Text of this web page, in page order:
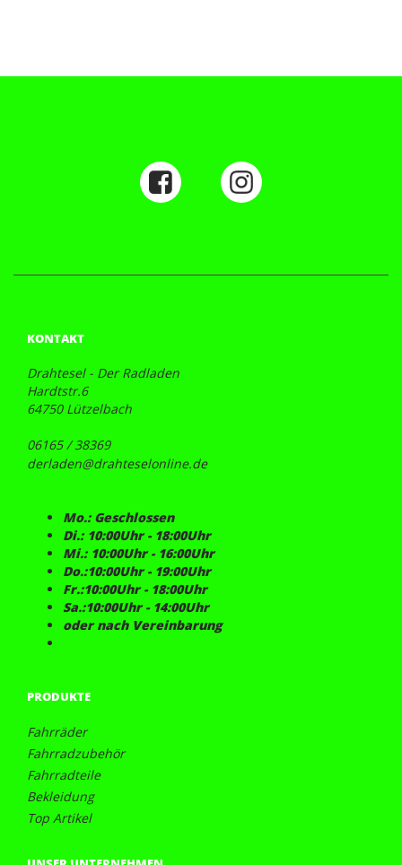
KONTAKT
Drahtesel - Der Radladen
Hardtstr.6
64750 Lützelbach
06165 / 38369
derladen@drahteselonline.de
Mo.: Geschlossen
Di.: 10:00Uhr - 18:00Uhr
Mi.: 10:00Uhr - 16:00Uhr
Do.:10:00Uhr - 19:00Uhr
Fr.:10:00Uhr - 18:00Uhr
Sa.:10:00Uhr - 14:00Uhr
oder nach Vereinbarung
PRODUKTE
Fahrräder
Fahrradzubehör
Fahrradteile
Bekleidung
Top Artikel